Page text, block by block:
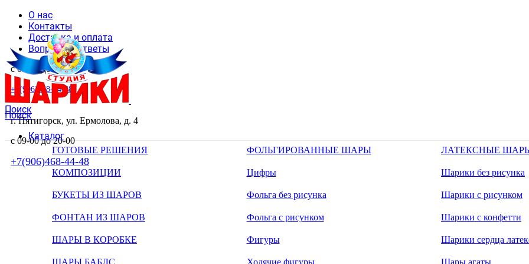
О нас
Контакты
Доставка и оплата
Вопросы и ответы
с 09-00 до 20-00
+7(906)468-44-48
Поиск
г. Пятигорск, ул. Ермолова, д. 4
с 09-00 до 20-00
+7(906)468-44-48
Поиск
Каталог
ГОТОВЫЕ РЕШЕНИЯ
КОМПОЗИЦИИ
БУКЕТЫ ИЗ ШАРОВ
ФОНТАН ИЗ ШАРОВ
ШАРЫ В КОРОБКЕ
ШАРЫ БАБЛС
ФОЛЬГИРОВАННЫЕ ШАРЫ
Цифры
Фольга без рисунка
Фольга с рисунком
Фигуры
Ходячие фигуры
ЛАТЕКСНЫЕ
Шарики без рисунка
Шарики с рисунком
Шарики с конфетти
Шарики сердца
Шары агаты